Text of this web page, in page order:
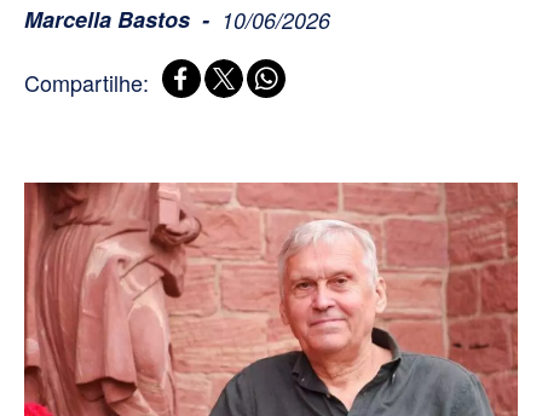
Marcella Bastos 10/06/2026
Compartilhe: